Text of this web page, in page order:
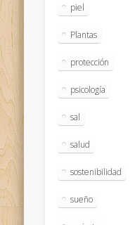
piel
Plantas
protección
psicología
sal
salud
sostenibilidad
sueño